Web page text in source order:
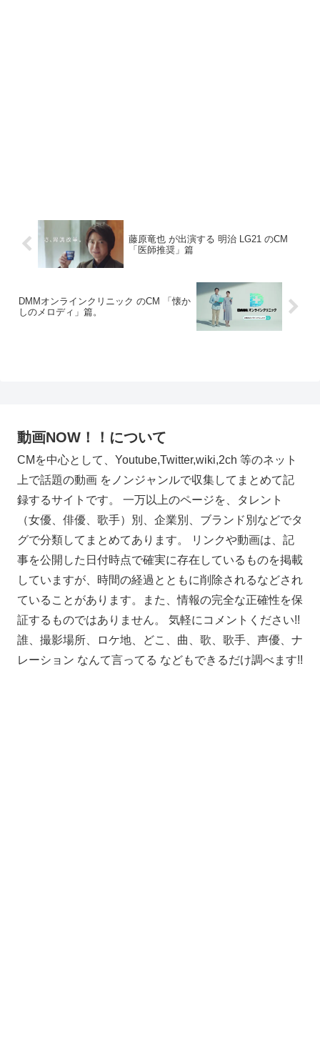
藤原竜也 が出演する 明治 LG21 のCM
「医師推奨」篇
DMMオンラインクリニック のCM 「懐か
しのメロディ」篇。
動画NOW！！について
CMを中心として、Youtube,Twitter,wiki,2ch 等のネット
上で話題の動画 をノンジャンルで収集してまとめて記
録するサイトです。 一万以上のページを、タレント
（女優、俳優、歌手）別、企業別、ブランド別などでタ
グで分類してまとめてあります。 リンクや動画は、記
事を公開した日付時点で確実に存在しているものを掲載
していますが、時間の経過とともに削除されるなどされ
ていることがあります。また、情報の完全な正確性を保
証するものではありません。 気軽にコメントください!!
誰、撮影場所、ロケ地、どこ、曲、歌、歌手、声優、ナ
レーション なんて言ってる などもできるだけ調べます!!